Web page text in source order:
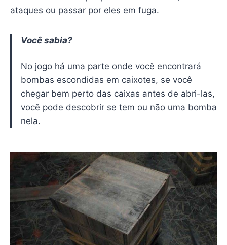
ataques ou passar por eles em fuga.
Você sabia?
No jogo há uma parte onde você encontrará
bombas escondidas em caixotes, se você
chegar bem perto das caixas antes de abri-las,
você pode descobrir se tem ou não uma bomba
nela.